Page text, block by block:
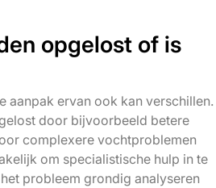
opgelost of is
aanpak ervan ook kan verschillen.
door bijvoorbeeld betere
complexere vochtproblemen
om specialistische hulp in te
probleem grondig analyseren